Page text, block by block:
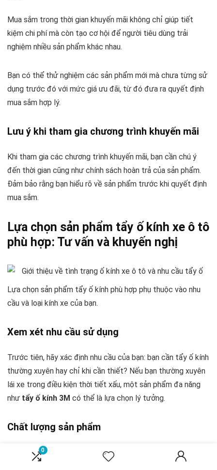
0
Mua sắm trong thời gian khuyến mãi không chỉ giúp tiết
kiệm chi phí mà còn tạo cơ hội để người tiêu dùng trải
nghiệm nhiều sản phẩm khác nhau.
Bạn có thể thử nghiệm các sản phẩm mới mà chưa từng sử
dụng trước đó với mức giá ưu đãi, từ đó đưa ra quyết định
mua sắm hợp lý.
Lưu ý khi tham gia chương trình khuyến mãi
Khi tham gia các chương trình khuyến mãi, bạn cần chú ý
đến thời gian cũng như chính sách hoàn trả của sản phẩm.
Đảm bảo rằng bạn hiểu rõ về sản phẩm trước khi quyết định
mua sắm.
Lựa chọn sản phẩm tẩy ố kính xe ô tô
phù hợp: Tư vấn và khuyến nghị
Lựa chọn sản phẩm tẩy ố kính phù hợp phụ thuộc vào nhu
cầu và loại kính xe của bạn.
Xem xét nhu cầu sử dụng
Trước tiên, hãy xác định nhu cầu của bạn: bạn cần tẩy ố kính
thường xuyên hay chỉ khi cần thiết? Nếu bạn thường xuyên
lái xe trong điều kiện thời tiết xấu, một sản phẩm đa năng
như tẩy ố kính 3M có thể là lựa chọn lý tưởng.
Chất lượng sản phẩm
Chất lượng sản phẩm cũng rất quan trọng. Hãy tìm kiếm các